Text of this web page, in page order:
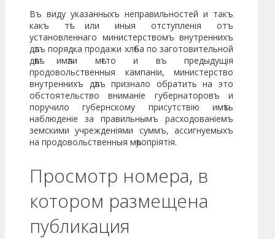
Въ виду указанныхъ неправильностей и такъ
какъ тѣ или иныя отступленія отъ
установленнаго министерствомъ внутреннихъ
дѣлъ порядка продажи хлѣба по заготовительной
дѣвѣ имѣли мѣсто и въ предыдущія
продовольственныя кампаніи, министерство
вну­треннихъ дѣлъ признало обратить на это
обстоятельство вниманіе губернаторовъ и
поручило губернскому присутствію имѣть
наблюде­ніе за правильнымъ расходованіемъ
земскими учрежденіями суммъ, ассигнуемыхъ
на продовольственныя мѣропріятія.
Просмотр номера, в
котором размещена
публикация